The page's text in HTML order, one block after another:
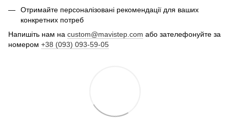
Отримайте персоналізовані рекомендації для ваших
конкретних потреб
Напишіть нам на custom@mavistep.com або зателефонуйте за
номером +38 (093) 093-59-05